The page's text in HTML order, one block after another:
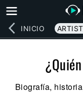
INICIO
Biografía,